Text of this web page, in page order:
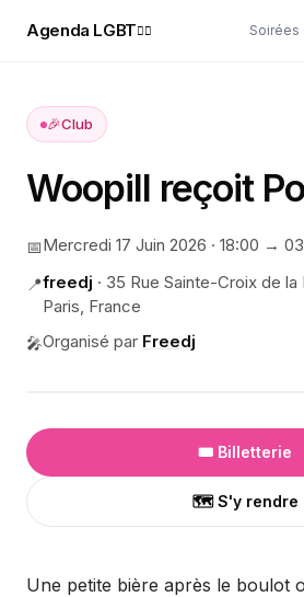
Agenda LGBT🏳️‍🌈 Soirées
🎉Club
Woopill reçoit
📅Mercredi 17 Juin 2026 · 18:00 →
📍freedj · 35 Rue Sainte-Croix de
Paris, France
🎤Organisé par Freedj
🎟️ Billetterie
🗺️ S'y rendre
Une petite bière après le boulot